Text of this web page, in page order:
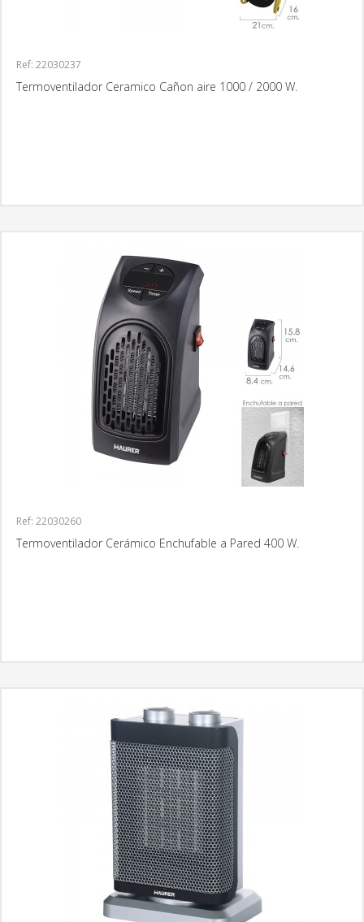
Ref: 22030237
Termoventilador Ceramico Cañon aire 1000 / 2000 W.
Ref: 22030260
Termoventilador Cerámico Enchufable a Pared 400 W.